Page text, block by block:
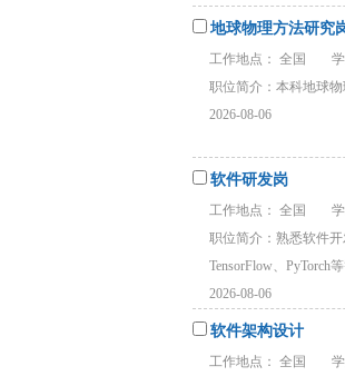
地球物理方法研究
工作地点： 全国
职位简介：本科地球
2026-08-06
软件研发岗
工作地点： 全国
职位简介：熟悉软件
TensorFlow、PyTorch
2026-08-06
软件架构设计
工作地点： 全国